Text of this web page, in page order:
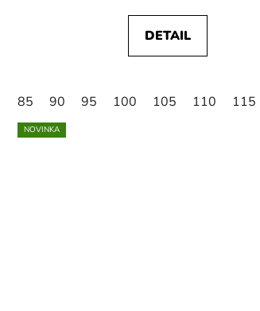
DETAIL
85 90 95 100 105 110 115
NOVINKA